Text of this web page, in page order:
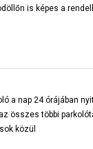
is képes a
a nap 24 órájában
összes többi
közül